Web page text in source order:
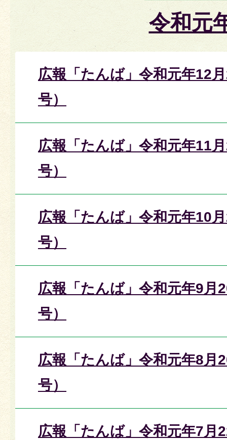
令和元
広報「たんば」令和元年12
号）
広報「たんば」令和元年11
号）
広報「たんば」令和元年10
号）
広報「たんば」令和元年9月
号）
広報「たんば」令和元年8月
号）
広報「たんば」令和元年7月